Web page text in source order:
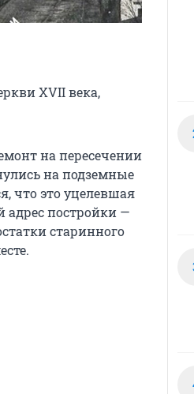
XVII века,
на пересечении
на подземные
что это уцелевшая
адрес постройки —
старинного